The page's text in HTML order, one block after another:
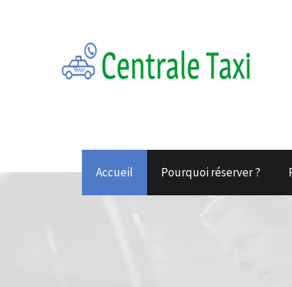
Accueil Pourquoi réserver ?